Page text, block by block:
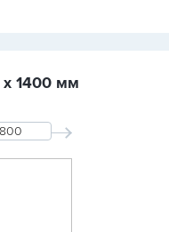
х 1400 мм